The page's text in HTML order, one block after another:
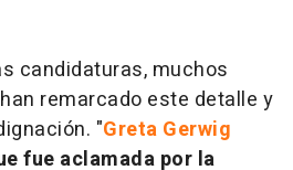
candidaturas, muchos
remarcado este detalle y
"Greta Gerwig
fue aclamada por la